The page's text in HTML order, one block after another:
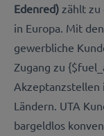
Edenred) zählt
in Europa. Mit
gewerbliche
Zugang zu
Akzeptanzstellen
Ländern. UTA
bargeldlos